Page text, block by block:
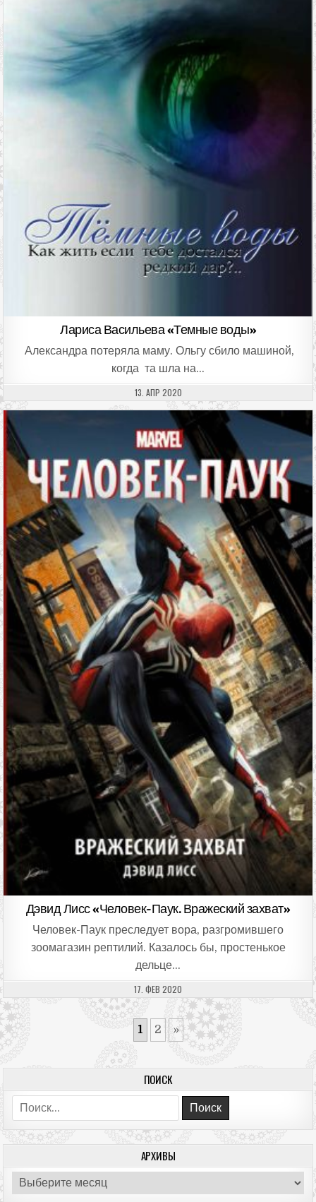
Лариса Васильева «Темные воды»
Александра потеряла маму. Ольгу сбило машиной,
когда та шла на…
ДАТА ПУБЛИКАЦИИ:
13. АПР 2020
Дэвид Лисс «Человек-Паук. Вражеский захват»
Человек-Паук преследует вора, разгромившего
зоомагазин рептилий. Казалось бы, простенькое
дельце…
ДАТА ПУБЛИКАЦИИ:
17. ФЕВ 2020
1 2 »
ПОИСК
Поиск:
АРХИВЫ
Архивы